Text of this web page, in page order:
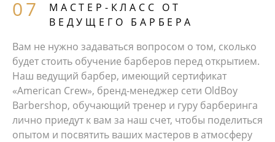
МАСТЕР-КЛАСС ОТ
ВЕДУЩЕГО БАРБЕРА
Вам не нужно задаваться вопросом о том, сколько
будет стоить обучение барберов перед открытием.
Наш ведущий барбер, имеющий сертификат
«American Crew», бренд-менеджер сети OldBoy
Barbershop, обучающий тренер и гуру барберинга
лично приедут к вам за наш счет, чтобы поделиться
опытом и посвятить ваших мастеров в атмосферу